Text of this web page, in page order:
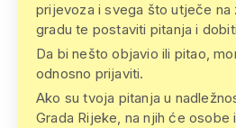
prijevoza i svega što utječe na
gradu te postaviti pitanja i
Da bi nešto objavio ili pitao,
odnosno prijaviti.
Ako su tvoja pitanja u
Grada Rijeke, na njih će osobe